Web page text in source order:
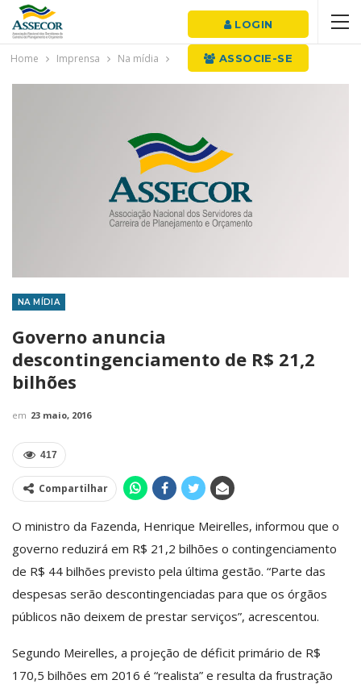
LOGIN
ASSOCIE-SE
Home Imprensa Na mídia
NA MÍDIA
Governo anuncia
descontingenciamento de R$ 21,2
bilhões
em 23 maio, 2016
417
Compartilhar
O ministro da Fazenda, Henrique Meirelles, informou que o
governo reduzirá em R$ 21,2 bilhões o contingenciamento
de R$ 44 bilhões previsto pela última gestão. “Parte das
despesas serão descontingenciadas para que os órgãos
públicos não deixem de prestar serviços”, acrescentou.
Segundo Meirelles, a projeção de déficit primário de R$
170,5 bilhões em 2016 é “realista” e resulta da frustração